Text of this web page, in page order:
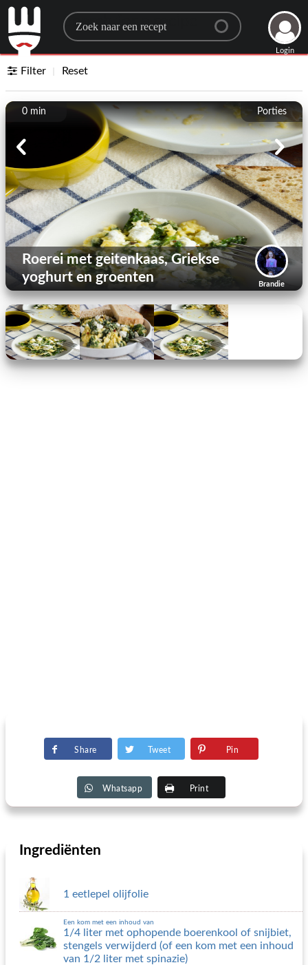
Search for a recipe
Login
Filter Reset
Porties
0 min
Brandie
Roerei met geitenkaas, Griekse
yoghurt en groenten
Share Tweet Pin
Whatsapp Print
Ingrediënten
1 eetlepel olijfolie
Een kom met een inhoud van
1/4 liter met ophopende boerenkool of snijbiet,
stengels verwijderd (of een kom met een inhoud
van 1/2 liter met spinazie)